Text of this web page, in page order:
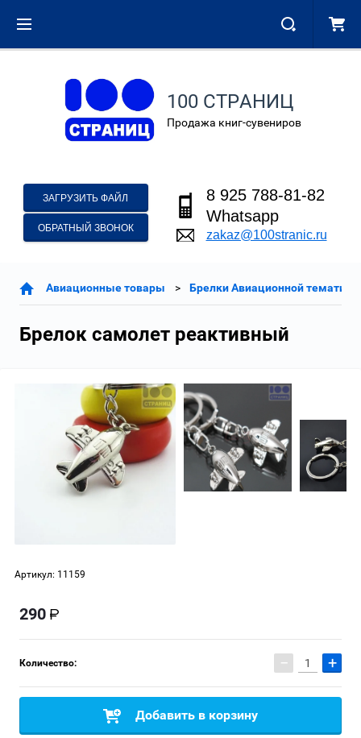
100 СТРАНИЦ
Продажа книг-сувениров
ЗАГРУЗИТЬ ФАЙЛ
ОБРАТНЫЙ ЗВОНОК
8 925 788-81-82
Whatsapp
zakaz@100stranic.ru
Авиационные товары Брелки Авиационной тематики
Брелок самолет реактивный
Артикул: 11159
290
Количество: − +
Добавить в корзину